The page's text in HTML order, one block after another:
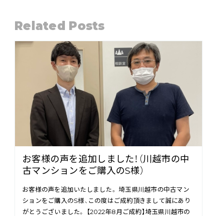
Related Posts
お客様の声を追加しました！（川越市の中
古マンションをご購入のS様）
お客様の声を追加いたしました。 埼玉県川越市の中古マン
ションをご購入のS様、この度はご成約頂きまして誠にあり
がとうございました。 【2022年8月ご成約】埼玉県川越市の